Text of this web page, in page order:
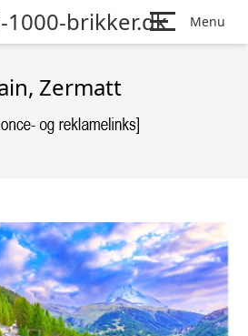
1000-brikker.dk Menu
Zermatt